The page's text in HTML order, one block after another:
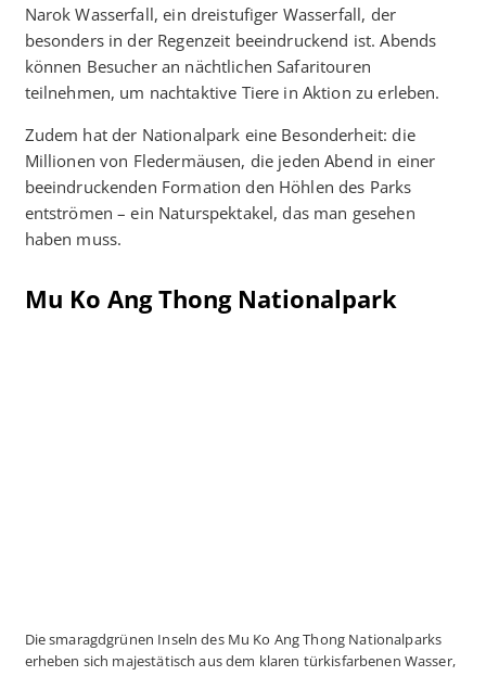
Narok Wasserfall, ein dreistufiger Wasserfall, der
besonders in der Regenzeit beeindruckend ist. Abends
können Besucher an nächtlichen Safaritouren
teilnehmen, um nachtaktive Tiere in Aktion zu erleben.
Zudem hat der Nationalpark eine Besonderheit: die
Millionen von Fledermäusen, die jeden Abend in einer
beeindruckenden Formation den Höhlen des Parks
entströmen – ein Naturspektakel, das man gesehen
haben muss.
Mu Ko Ang Thong Nationalpark
Die smaragdgrünen Inseln des Mu Ko Ang Thong Nationalparks
erheben sich majestätisch aus dem klaren türkisfarbenen Wasser,